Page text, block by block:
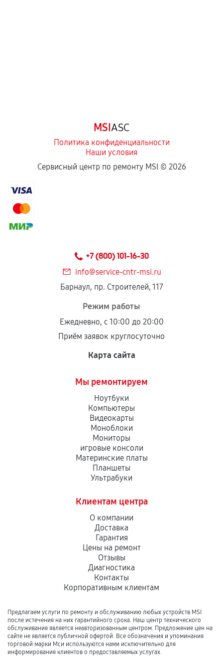
отдельных условиях.
Если комплектующие куплены
сохраняться полностью или частично, если
соблюдены следующие условия:
центром.
При этом гарантия на сами комплектующие
продавца. За качество сторонних деталей
сервисный центр ответственности не несет.
MSIASC
Политика конфиденциальности
Наши условия
Сервисный центр по ремонту MSI © 2026
+7 (800) 101-16-30
info@service-cntr-msi.ru
Барнаул, пр. Строителей, 117
Режим работы
Ежедневно, с 10:00 до 20:00
Приём заявок круглосуточно
Карта сайта
Мы ремонтируем
Ноутбуки
Компьютеры
Видеокарты
Моноблоки
Мониторы
игровые консоли
Материнские платы
Планшеты
Ультрабуки
Клиентам центра
О компании
Доставка
Гарантия
Цены на ремонт
Отзывы
Диагностика
Контакты
Корпоративным клиентам
Предлагаем услуги по ремонту и обслуживанию любых устройств MSI
после истечения на них гарантийного срока. Наш центр технического
обслуживания является неавторизованным центром. Предложение цен на
сайте не является публичной офертой. Все обозначения и упоминания
торговой марки Мси используются нами исключительно для
информирования клиентов о предоставляемых услугах.